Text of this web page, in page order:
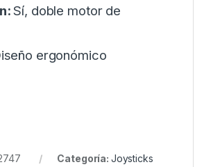
Sí, doble motor de
ergonómico
Categoría: Joysticks